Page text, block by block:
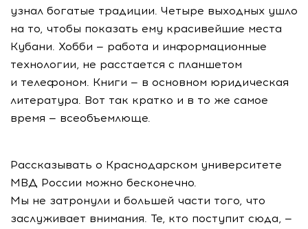
узнал богатые традиции. Четыре выходных ушло
на то, чтобы показать ему красивейшие места
Кубани. Хобби — работа и информационные
технологии, не расстается с планшетом
и телефоном. Книги — в основном юридическая
литература. Вот так кратко и в то же самое
время — всеобъемлюще.
Рассказывать о Краснодарском университете
МВД России можно бесконечно.
Мы не затронули и большей части того, что
заслуживает внимания. Те, кто поступит сюда, —